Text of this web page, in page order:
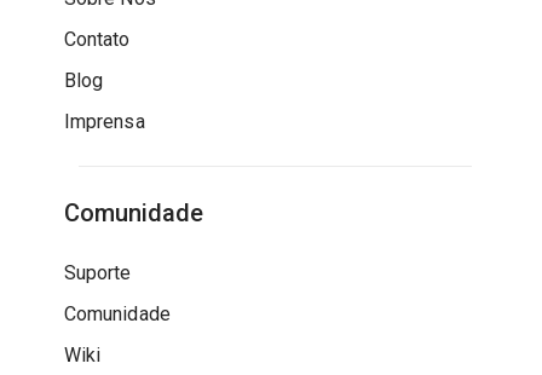
Contato
Blog
Imprensa
Comunidade
Suporte
Comunidade
Wiki